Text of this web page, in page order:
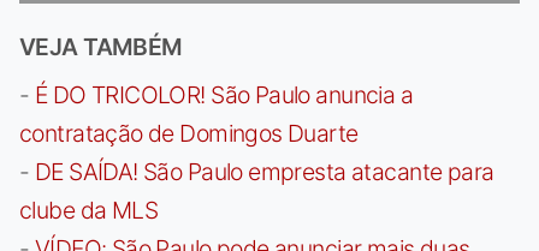
VEJA TAMBÉM
- É DO TRICOLOR! São Paulo anuncia a
contratação de Domingos Duarte
- DE SAÍDA! São Paulo empresta atacante para
clube da MLS